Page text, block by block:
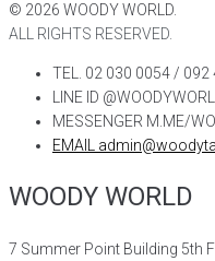
© 2026 WOODY WORLD.
ALL RIGHTS RESERVED.
TEL. 02 030 0054 / 092
LINE ID
MESSENGER M.ME/
EMAIL
WOODY WORLD
7 Summer Point Building 5th